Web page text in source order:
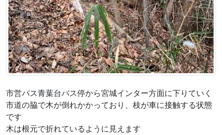
市営バス青葉台バス停から宮城インター方面に下りていく
市道の脇で木が倒れかかっており、枝が車に接触する状態
です
木は根元で折れているように見えます